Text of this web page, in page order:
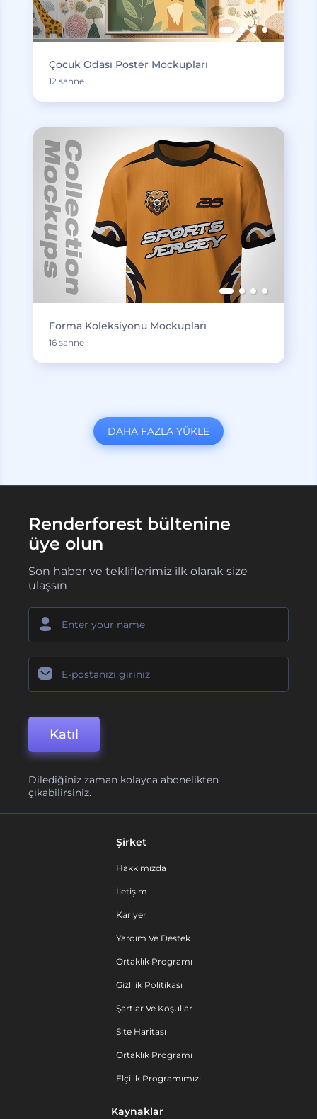
Çocuk Odası Poster Mockupları
12 sahne
Forma Koleksiyonu Mockupları
16 sahne
DAHA FAZLA YÜKLE
Renderforest bültenine
üye olun
Son haber ve tekliflerimiz ilk olarak size
ulaşsın
Katıl
Dilediğiniz zaman kolayca abonelikten
çıkabilirsiniz.
Şirket
Hakkımızda
İletişim
Kariyer
Yardım Ve Destek
Ortaklık Programı
Gizlilik Politikası
Şartlar Ve Koşullar
Site Haritası
Ortaklık Programı
Elçilik Programımızı
Kaynaklar